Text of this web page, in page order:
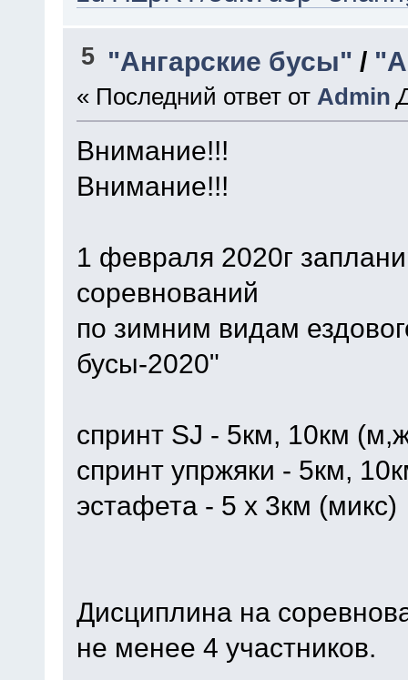
5 "Ангарские бусы" /
« Последний ответ от Admin
Внимание!!!
Внимание!!!
1 февраля 2020г
соревнований
по зимним видам
бусы-2020"
спринт SJ - 5км, 10км
спринт упржяки - 5км,
эстафета - 5 х 3км (микс)
Дисциплина на
не менее 4 участников.